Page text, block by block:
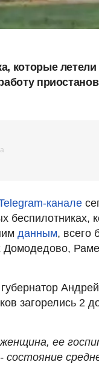
которые
канале
беспилотниках,
данным, всего
Домодедово,
губернатор
загорелись 2
ее
состояние